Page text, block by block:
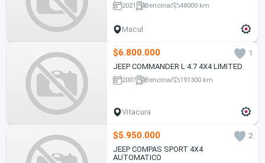
2021 Bencina 48000 km
Macul
$6.800.000
1
JEEP COMMANDER L 4.7 4X4 LIMITED
2007 Bencina 191300 km
Vitacura
$5.950.000
2
JEEP COMPAS SPORT 4X4
AUTOMATICO